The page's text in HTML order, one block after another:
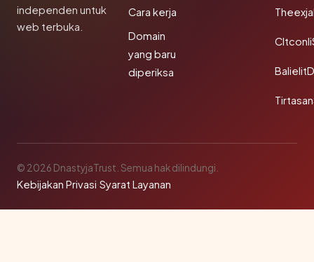
independen untuk
web terbuka.
Cara kerja
Domain
yang baru
diperiksa
© 2026 DnastyjaTrust. Semua hak dilindungi.
Kebijakan Privasi·Syarat Layanan